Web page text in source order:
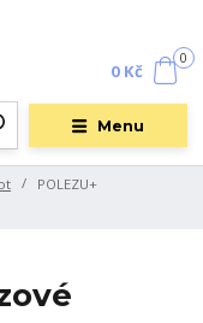
Menu
0
0 Kč
POLEZU+